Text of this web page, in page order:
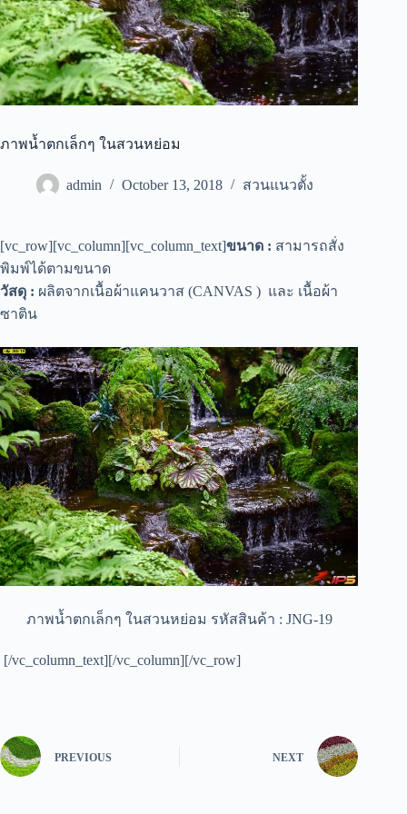
ภาพน้ำตกเล็กๆ ในสวนหย่อม
admin October 13, 2018 สวนแนวตั้ง
[vc_row][vc_column][vc_column_text]ขนาด : สามารถสั่ง
พิมพ์ได้ตามขนาด
วัสดุ : ผลิตจากเนื้อผ้าแคนวาส (CANVAS ) และ เนื้อผ้า
ซาติน
ภาพน้ำตกเล็กๆ ในสวนหย่อม รหัสสินค้า : JNG-19
[/vc_column_text][/vc_column][/vc_row]
PREVIOUS NEXT